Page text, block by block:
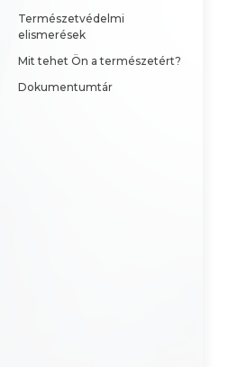
Természetvédelmi
elismerések
Mit tehet Ön a természetért?
Dokumentumtár